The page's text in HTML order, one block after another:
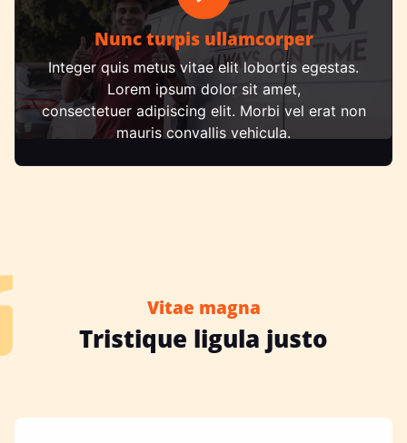
Nunc turpis ullamcorper
Integer quis metus vitae elit lobortis egestas.
Lorem ipsum dolor sit amet,
consectetuer adipiscing elit. Morbi vel erat non
mauris convallis vehicula.
Vitae magna
Tristique ligula justo